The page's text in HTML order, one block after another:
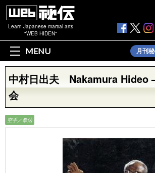
Learn Japanese martial arts
"WEB HIDEN"
MENU 月刊
中村日出夫 Nakamura Hideo
会
空手／拳法